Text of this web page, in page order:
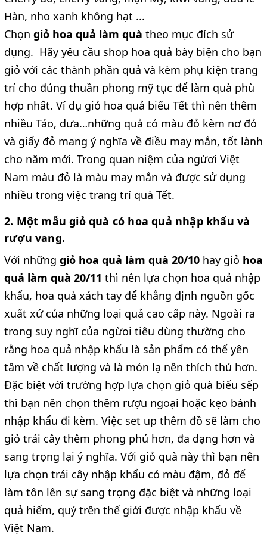
Hàn, nho xanh không hạt ...
Chọn giỏ hoa quả làm quà theo mục đích sử
dụng. Hãy yêu cầu shop hoa quả bày biện cho bạn
giỏ với các thành phần quả và kèm phụ kiện trang
trí cho đúng thuần phong mỹ tục để làm quà phù
hợp nhất. Ví dụ giỏ hoa quả biếu Tết thì nên thêm
nhiều Táo, dưa…những quả có màu đỏ kèm nơ đỏ
và giấy đỏ mang ý nghĩa về điều may mắn, tốt lành
cho năm mới. Trong quan niệm của ngừơi Việt
Nam màu đỏ là màu may mắn và được sử dụng
nhiều trong việc trang trí quà Tết.
2. Một mẫu giỏ quà có hoa quả nhập khẩu và
rượu vang.
Với những giỏ hoa quả làm quà 20/10 hay giỏ hoa
quả làm quà 20/11 thì nên lựa chọn hoa quả nhập
khẩu, hoa quả xách tay để khẳng định nguồn gốc
xuất xứ của những loại quả cao cấp này. Ngoài ra
trong suy nghĩ của ngừoi tiêu dùng thường cho
rằng hoa quả nhập khẩu là sản phẩm có thể yên
tâm về chất lượng và là món lạ nên thích thú hơn.
Đặc biệt với trường hợp lựa chọn giỏ quà biếu sếp
thì bạn nên chọn thêm rượu ngoại hoặc kẹo bánh
nhập khẩu đi kèm. Việc set up thêm đồ sẽ làm cho
giỏ trái cây thêm phong phú hơn, đa dạng hơn và
sang trọng lại ý nghĩa. Với giỏ quà này thì bạn nên
lựa chọn trái cây nhập khẩu có màu đậm, đỏ để
làm tôn lên sự sang trọng đặc biệt và những loại
quả hiếm, quý trên thế giới được nhập khẩu về
Việt Nam.